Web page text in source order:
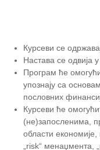
Курсеви се
Настава се одвија
Програм ће
упознају са
пословних
Курсеви ће
(не)запосленима,
области
„risk“ менаџмента,